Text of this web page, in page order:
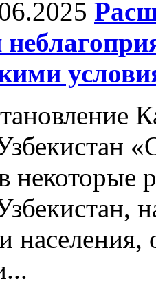
некоторые
населения,